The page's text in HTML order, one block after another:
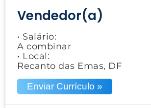
Vendedor(a)
• Salário:
A combinar
• Local:
Recanto das Emas, DF
Enviar Currículo »